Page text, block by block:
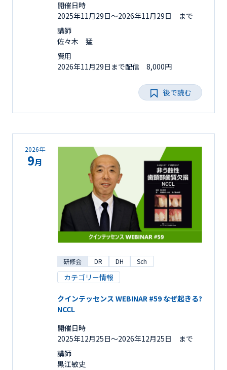
開催日時
2025年11月29日〜2026年11月29日 まで
講師
佐々木 猛
費用
2026年11月29日まで配信 8,000円
後で読む
2026年
9月
研修会 DR DH Sch
カテゴリー情報
クインテッセンス WEBINAR #59 なぜ起きる?
NCCL
開催日時
2025年12月25日〜2026年12月25日 まで
講師
黒江敏史